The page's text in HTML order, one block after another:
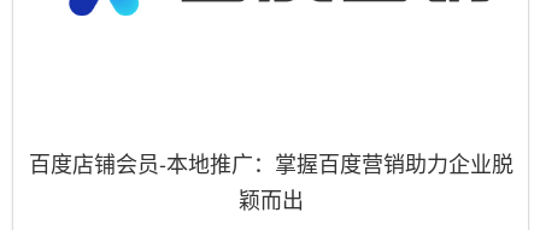
百度店铺会员-本地推广：掌握百度营销助力企业脱
颖而出